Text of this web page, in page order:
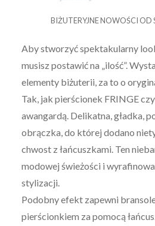
BIŻUTERYJNE NOWOŚCI OD
Aby stworzyć spektakularny
musisz postawić na „ilość”.
elementy biżuterii, za to o
Tak, jak pierścionek FRINGE
awangardą. Delikatna, gładka,
obrączka, do której dodano
chwost z łańcuszkami. Ten
modowej świeżości i
stylizacji.
Podobny efekt zapewni
pierścionkiem za pomocą